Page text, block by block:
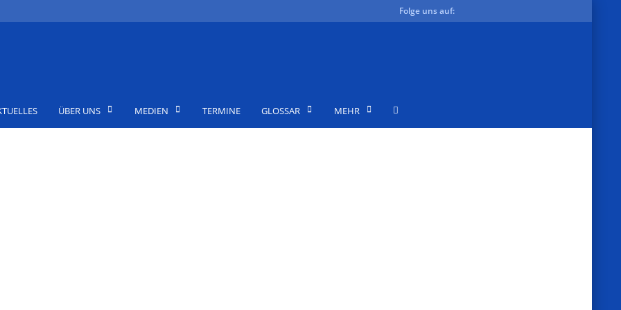
Folge uns auf:
ÜBER UNS MEDIEN TERMINE GLOSSAR MEHR